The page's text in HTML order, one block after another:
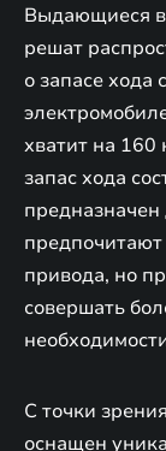
Выдающиеся
решат
о запасе хода
хватит на 160
запас хода
привода, но
совершать
С точки
оснащен